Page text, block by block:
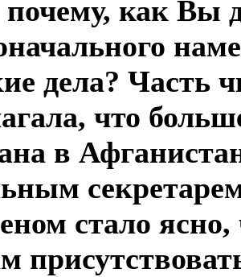
как Вы
дела? Часть
что
в
стало